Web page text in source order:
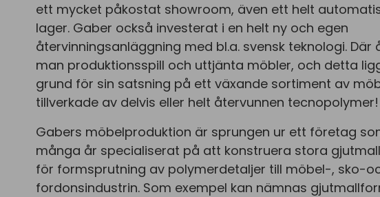
ett mycket påkostat showroom, även ett helt
lager. Gaber också investerat i en helt ny och egen
återvinningsanläggning med bl.a. svensk teknologi. Där
man produktionsspill och uttjänta möbler, och detta
grund för sin satsning på ett växande sortiment av
tillverkade av delvis eller helt återvunnen tecnopolymer!
Gabers möbelproduktion är sprungen ur ett företag
många år specialiserat på att konstruera stora
för formsprutning av polymerdetaljer till möbel-, sko-
fordonsindustrin. Som exempel kan nämnas